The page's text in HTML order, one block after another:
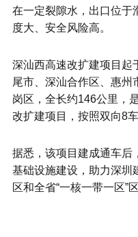
在一定裂隙水，出口位于
度大、安全风险高。
深汕西高速改扩建项目起
尾市、深汕合作区、惠州
岗区，全长约146公里，
改扩建项目，按照双向8
据悉，该项目建成通车后
基础设施建设，助力深圳
区和全省“一核一带一区”